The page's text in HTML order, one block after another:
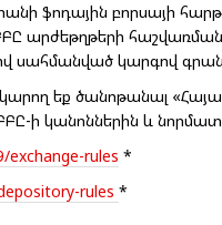
բորսայի
արժեթղթերի
սահմանված կարգով
եք ծանոթանալ
ի կանոններին և
rules *
rules *